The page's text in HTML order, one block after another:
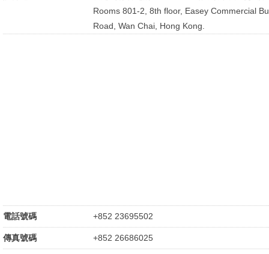
Rooms 801-2, 8th floor, Easey Commercial
Road, Wan Chai, Hong Kong.
電話號碼 +852 23695502
傳真號碼 +852 26686025